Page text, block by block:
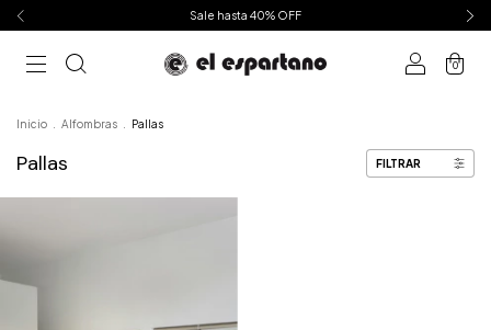
Sale hasta 40% OFF
0
Inicio Alfombras Pallas
Pallas FILTRAR